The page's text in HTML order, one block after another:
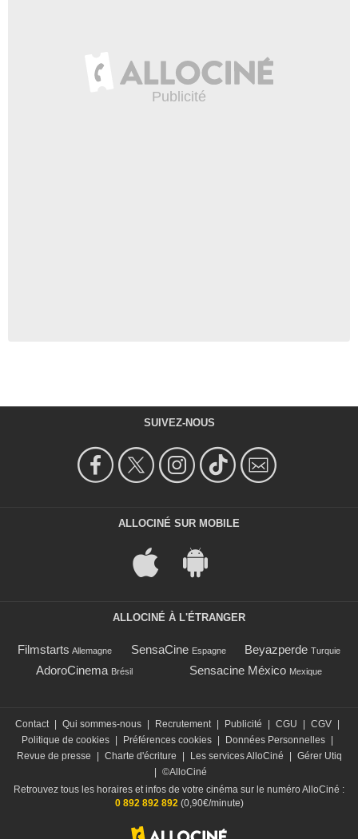
SUIVEZ-NOUS
ALLOCINÉ SUR MOBILE
ALLOCINÉ À L'ÉTRANGER
Filmstarts Allemagne SensaCine Espagne Beyazperde Turquie
AdoroCinema Brésil Sensacine México Mexique
Contact Qui sommes-nous Recrutement Publicité CGU CGV
Politique de cookies
Préférences cookies Données Personnelles
Revue de presse
Charte d'écriture Les services AlloCiné
Gérer Utiq
©AlloCiné
Retrouvez tous les horaires et infos de votre cinéma sur le numéro AlloCiné :
0 892 892 892(0,90€/minute)